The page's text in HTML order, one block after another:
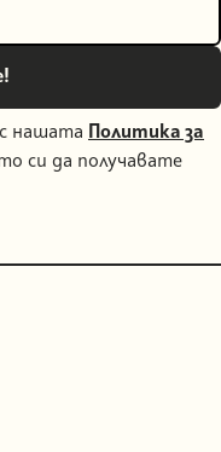
с нашата
Политика за
си да получавате